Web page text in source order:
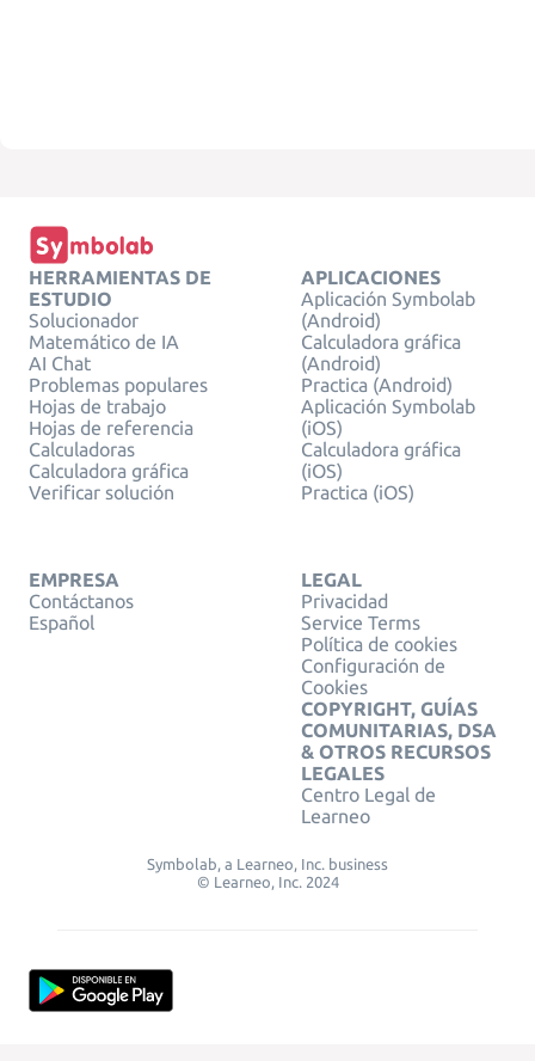
HERRAMIENTAS DE
ESTUDIO
Solucionador
Matemático de IA
AI Chat
Problemas populares
Hojas de trabajo
Hojas de referencia
Calculadoras
Calculadora gráfica
Verificar solución
APLICACIONES
Aplicación Symbolab
(Android)
Calculadora gráfica
(Android)
Practica (Android)
Aplicación Symbolab
(iOS)
Calculadora gráfica
(iOS)
Practica (iOS)
EMPRESA
Contáctanos
Español
LEGAL
Privacidad
Service Terms
Política de cookies
Configuración de
Cookies
COPYRIGHT, GUÍAS
COMUNITARIAS, DSA
& OTROS RECURSOS
LEGALES
Centro Legal de
Learneo
Symbolab, a Learneo, Inc. business
© Learneo, Inc. 2024